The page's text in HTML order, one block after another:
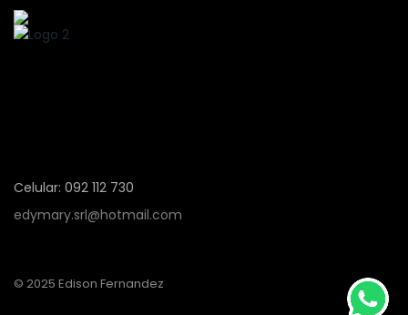
Celular: 092 112 730
edymary.srl@hotmail.com
© 2025 Edison Fernandez